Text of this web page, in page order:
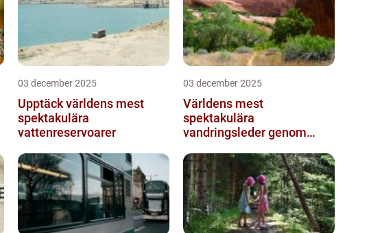
03 december 2025
Upptäck världens mest
spektakulära
vattenreservoarer
03 december 2025
Världens mest
spektakulära
vandringsleder genom